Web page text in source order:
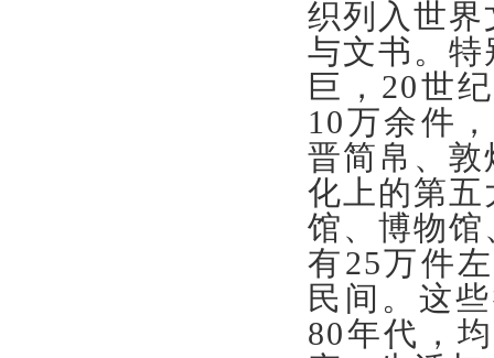
织列入世
与文书。
巨，20世
10万余件
晋简帛、
化上的第
馆、博物
有25万件
民间。这
80年代，